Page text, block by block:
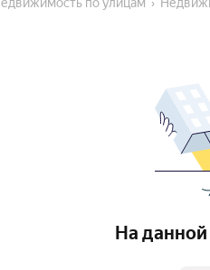
На